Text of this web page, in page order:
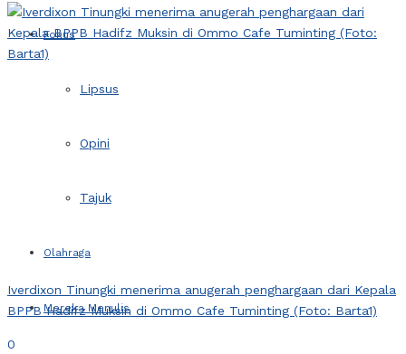
Fokus
Lipsus
Opini
Tajuk
Olahraga
Mereka Menulis
Iverdixon Tinungki menerima anugerah penghargaan dari Kepala
BPPB Hadifz Muksin di Ommo Cafe Tuminting (Foto: Barta1)
0